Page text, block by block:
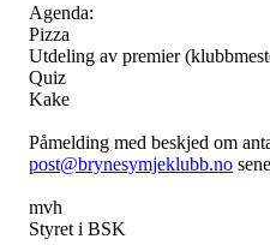
Agenda:
Pizza
Utdeling av premier
Quiz
Kake
Påmelding med beskjed om
post@brynesymjeklubb.no
mvh
Styret i BSK